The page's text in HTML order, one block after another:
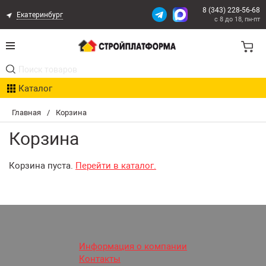
Главная / Корзина
Корзина
Корзина пуста. Перейти в каталог.
Екатеринбург
8 (343) 228-56-68
с 8 до 18, пн-пт
Каталог
Акции
Расчет доставки
Организациям
Оплата и ДоставкаИнформация о компании
Контакты